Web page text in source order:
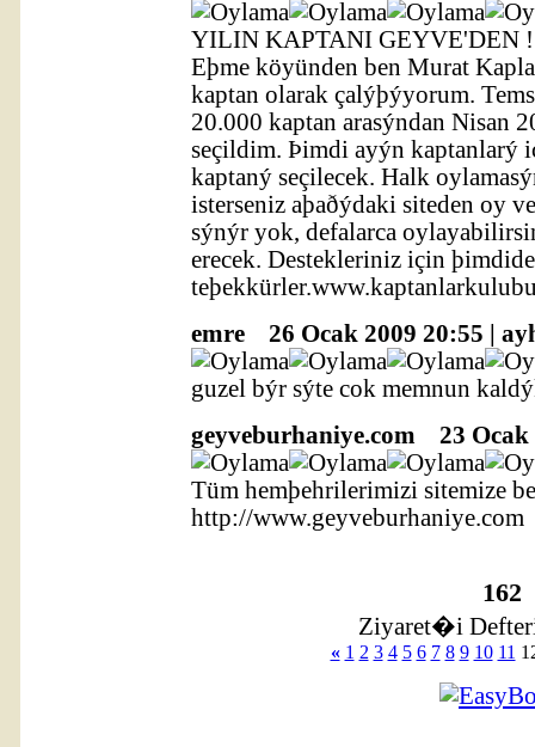
YILIN KAPTANI GEYVE'DEN
Eþme köyünden ben Murat
kaptan olarak çalýþýyorum.
20.000 kaptan arasýndan Nisan
seçildim. Þimdi ayýn kaptanlarý
kaptaný seçilecek. Halk
isterseniz aþaðýdaki siteden oy
sýnýr yok, defalarca
erecek. Destekleriniz için
emre
26 Ocak 2009 20:55 |
guzel býr sýte cok memnun
geyveburhaniye.com
23 Ocak
Tüm hemþehrilerimizi sitemize
http://www.geyveburhaniye.com
162
Ziyaret�i
« 1 2 3 4 5 6 7 8 9 10 11